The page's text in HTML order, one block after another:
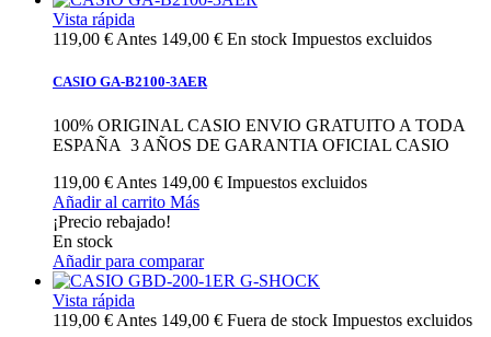
Vista rápida
119,00 € Antes 149,00 € En stock Impuestos excluidos
CASIO GA-B2100-3AER
100% ORIGINAL CASIO ENVIO GRATUITO A TODA
ESPAÑA 3 AÑOS DE GARANTIA OFICIAL CASIO
119,00 € Antes 149,00 € Impuestos excluidos
Añadir al carrito Más
¡Precio rebajado!
En stock
Añadir para comparar
Vista rápida
119,00 € Antes 149,00 € Fuera de stock Impuestos excluidos